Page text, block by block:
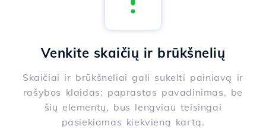
Venkite skaičių ir brūkšnelių
Skaičiai ir brūkšneliai gali sukelti painiavą ir
rašybos klaidas; paprastas pavadinimas, be
šių elementų, bus lengviau teisingai
pasiekiamas kiekvieną kartą.